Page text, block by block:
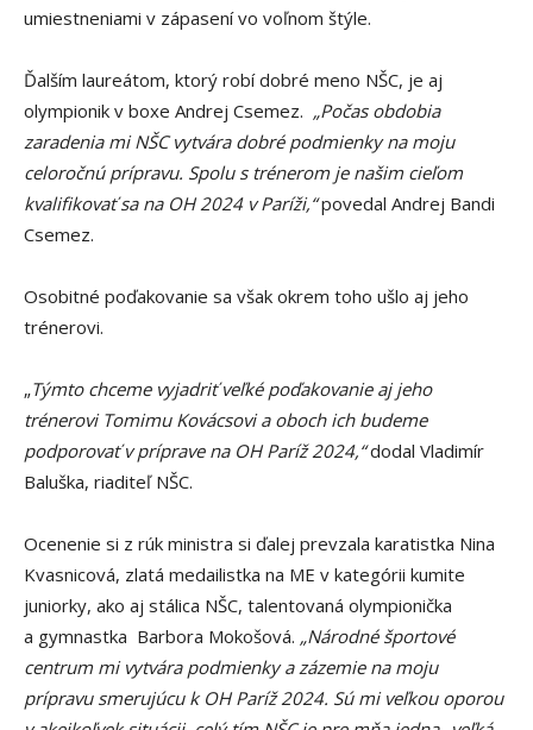
umiestneniami v zápasení vo voľnom štýle.
Ďalším laureátom, ktorý robí dobré meno NŠC, je aj
olympionik v boxe Andrej Csemez. „Počas obdobia
zaradenia mi NŠC vytvára dobré podmienky na moju
celoročnú prípravu. Spolu s trénerom je našim cieľom
kvalifikovať sa na OH 2024 v Paríži,“povedal Andrej Bandi
Csemez.
Osobitné poďakovanie sa však okrem toho ušlo aj jeho
trénerovi.
„Týmto chceme vyjadriť veľké poďakovanie aj jeho
trénerovi Tomimu Kovácsovi a oboch ich budeme
podporovať v príprave na OH Paríž 2024,“dodal Vladimír
Baluška, riaditeľ NŠC.
Ocenenie si z rúk ministra si ďalej prevzala karatistka Nina
Kvasnicová, zlatá medailistka na ME v kategórii kumite
juniorky, ako aj stálica NŠC, talentovaná olympionička
a gymnastka Barbora Mokošová. „Národné športové
centrum mi vytvára podmienky a zázemie na moju
prípravu smerujúcu k OH Paríž 2024. Sú mi veľkou oporou